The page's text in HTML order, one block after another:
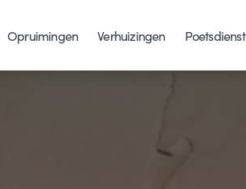
Opruimingen Verhuizingen Poetsdienst